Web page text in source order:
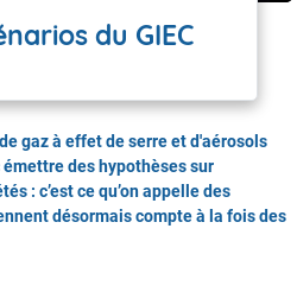
du GIEC
gaz à effet de serre et d'aérosols
des hypothèses sur
: c’est ce qu’on appelle des
désormais compte à la fois des